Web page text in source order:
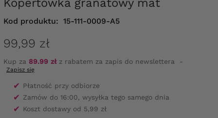
Kopertówka granatowy mat
Kod produktu: 15-111-0009-A5
99,99 zł
Kup za 89.99 złz rabatem za zapis do newslettera -
Zapisz się
✔ Płatność przy odbiorze
✔ Zamów do 16:00, wysyłka tego samego dnia
✔ Koszt dostawy od 5,99 zł